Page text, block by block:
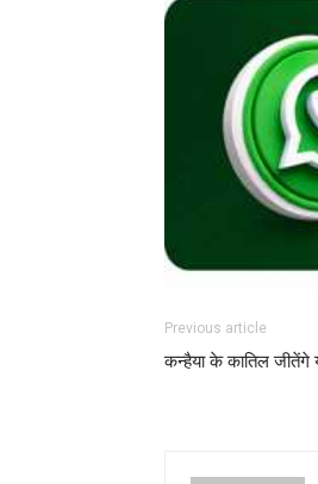
Previous article
कन्हैया के कातिल जीतेंगे